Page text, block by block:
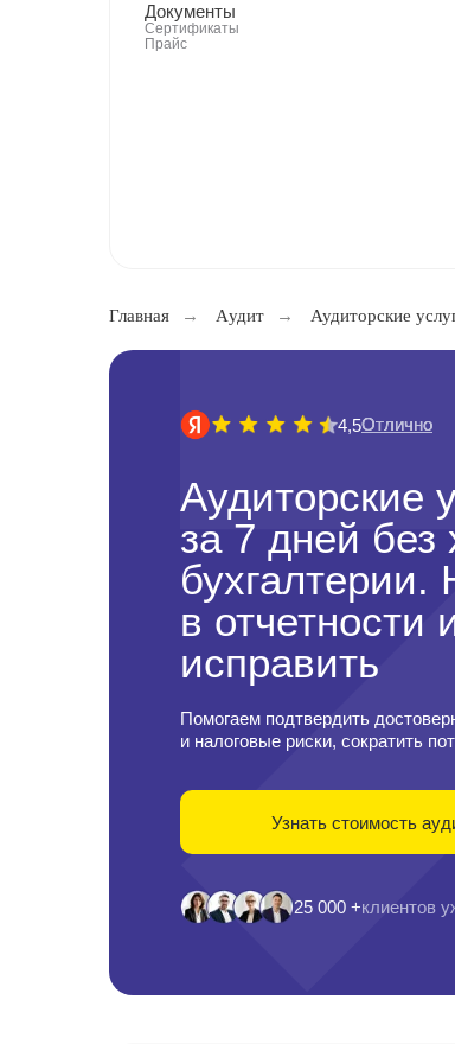
Документы
Сертификаты
Прайс
Главная → Aудит → Аудиторские
Помогаем подтвердить
и налоговые риски, сократить
4,5Отлично
Отлично
25 000 +клиентов
Узнать стоимость
Аудиторские
за 7 дней без
бухгалтерии.
в отчетности
исправить